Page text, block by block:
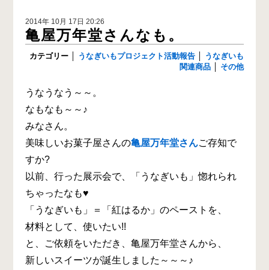
2014年 10月 17日 20:26
亀屋万年堂さんなも。
カテゴリー うなぎいもプロジェクト活動報告
うなぎいも
関連商品
その他
うなうなう～～。
なもなも～～♪
みなさん。
美味しいお菓子屋さんの亀屋万年堂さんご存知で
すか?
以前、行った展示会で、「うなぎいも」惚れられ
ちゃったなも♥
「うなぎいも」＝「紅はるか」のペーストを、
材料として、使いたい!!
と、ご依頼をいただき、亀屋万年堂さんから、
新しいスイーツが誕生しました～～～♪